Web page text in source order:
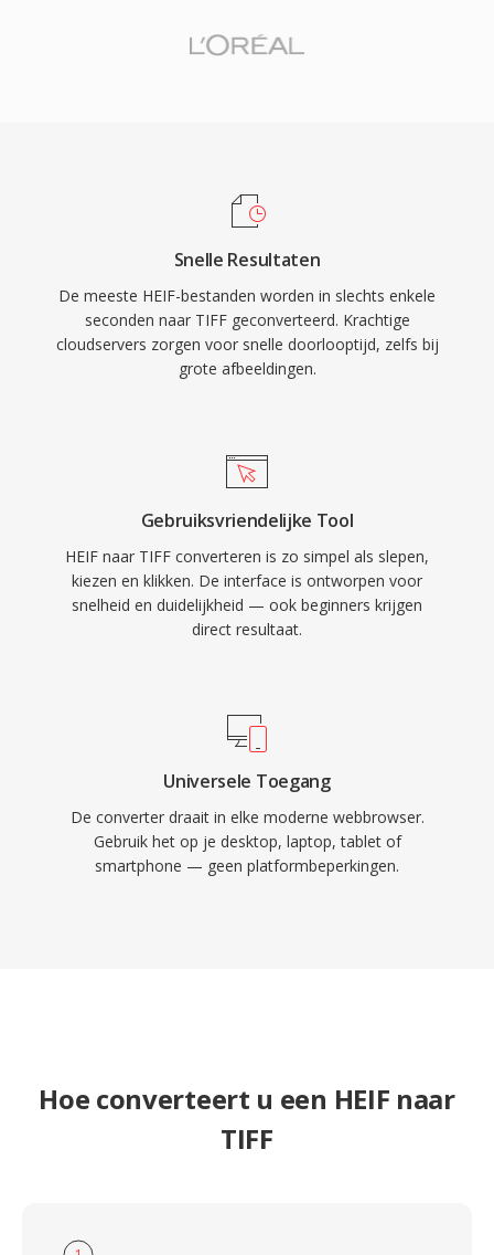
Snelle Resultaten
De meeste HEIF-bestanden worden in slechts enkele
seconden naar TIFF geconverteerd. Krachtige
cloudservers zorgen voor snelle doorlooptijd, zelfs bij
grote afbeeldingen.
Gebruiksvriendelijke Tool
HEIF naar TIFF converteren is zo simpel als slepen,
kiezen en klikken. De interface is ontworpen voor
snelheid en duidelijkheid — ook beginners krijgen
direct resultaat.
Universele Toegang
De converter draait in elke moderne webbrowser.
Gebruik het op je desktop, laptop, tablet of
smartphone — geen platformbeperkingen.
Hoe converteert u een HEIF naar
TIFF